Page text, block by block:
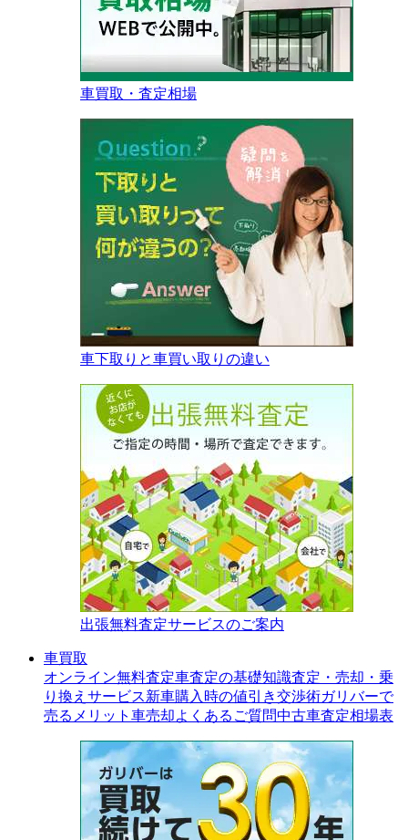
車買取・査定相場
車下取りと車買い取りの違い
出張無料査定サービスのご案内
車買取
オンライン無料査定車査定の基礎知識査定・売却・乗
り換えサービス新車購入時の値引き交渉術ガリバーで
売るメリット 車売却よくあるご質問中古車査定相場表